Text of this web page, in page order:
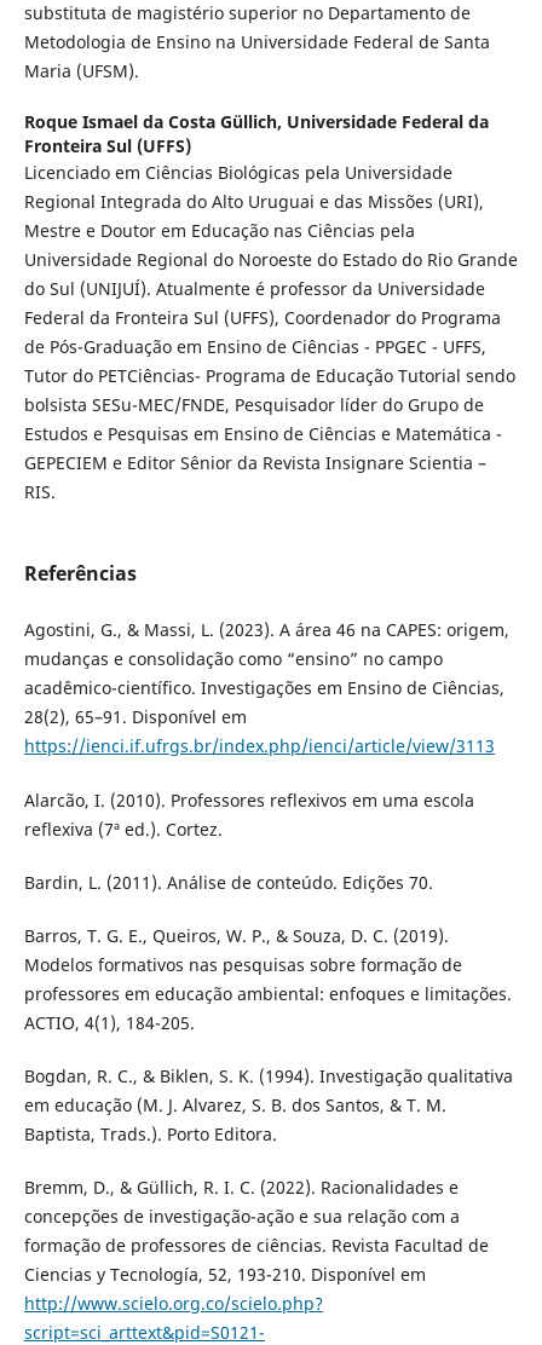
substituta de magistério superior no Departamento de
Metodologia de Ensino na Universidade Federal de Santa
Maria (UFSM).
Roque Ismael da Costa Güllich, Universidade Federal da
Fronteira Sul (UFFS)
Licenciado em Ciências Biológicas pela Universidade
Regional Integrada do Alto Uruguai e das Missões (URI),
Mestre e Doutor em Educação nas Ciências pela
Universidade Regional do Noroeste do Estado do Rio Grande
do Sul (UNIJUÍ). Atualmente é professor da Universidade
Federal da Fronteira Sul (UFFS), Coordenador do Programa
de Pós-Graduação em Ensino de Ciências - PPGEC - UFFS,
Tutor do PETCiências- Programa de Educação Tutorial sendo
bolsista SESu-MEC/FNDE, Pesquisador líder do Grupo de
Estudos e Pesquisas em Ensino de Ciências e Matemática -
GEPECIEM e Editor Sênior da Revista Insignare Scientia –
RIS.
Referências
Agostini, G., & Massi, L. (2023). A área 46 na CAPES: origem,
mudanças e consolidação como “ensino” no campo
acadêmico-científico. Investigações em Ensino de Ciências,
28(2), 65–91. Disponível em
https://ienci.if.ufrgs.br/index.php/ienci/article/view/3113
Alarcão, I. (2010). Professores reflexivos em uma escola
reflexiva (7ª ed.). Cortez.
Bardin, L. (2011). Análise de conteúdo. Edições 70.
Barros, T. G. E., Queiros, W. P., & Souza, D. C. (2019).
Modelos formativos nas pesquisas sobre formação de
professores em educação ambiental: enfoques e limitações.
ACTIO, 4(1), 184-205.
Bogdan, R. C., & Biklen, S. K. (1994). Investigação qualitativa
em educação (M. J. Alvarez, S. B. dos Santos, & T. M.
Baptista, Trads.). Porto Editora.
Bremm, D., & Güllich, R. I. C. (2022). Racionalidades e
concepções de investigação-ação e sua relação com a
formação de professores de ciências. Revista Facultad de
Ciencias y Tecnología, 52, 193-210. Disponível em
http://www.scielo.org.co/scielo.php?
script=sci_arttext&pid=S0121-